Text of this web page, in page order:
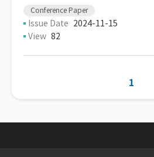
Conference Paper
Issue Date 2024-11-15
View 82
1